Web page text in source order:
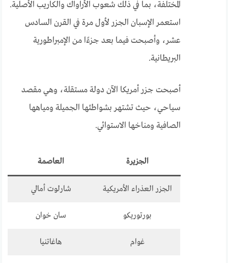
المختلفة، بما في ذلك شعوب الأراواك والكاريب الأصلية.
استعمر الإسبان الجزر لأول مرة في القرن السادس
عشر، وأصبحت فيما بعد جزءًا من الإمبراطورية
البريطانية.
أصبحت جزر أمريكا الآن دولة مستقلة، وهي مقصد
سياحي، حيث تشتهر بشواطئها الجميلة ومياهها
الصافية ومناخها الاستوائي.
الجزيرة العاصمة
الجزر العذراء الأمريكية شارلوت أمالي
بورتوريكو سان خوان
غوام هاغاتنيا